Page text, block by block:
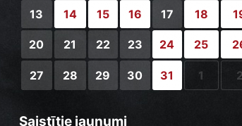
13 14 15 16 17 18
20 21 22 23 24 25
27 28 29 30 31 1 2
Saistītie jaunumi